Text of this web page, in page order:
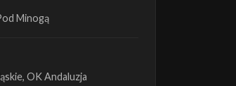
Minogą